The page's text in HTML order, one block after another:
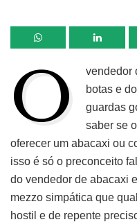
O
vendedor
botas e
guardas
saber se
oferecer um abacaxi ou
isso é só o preconceito
do vendedor de abacaxi
mezzo simpática que
hostil e de repente